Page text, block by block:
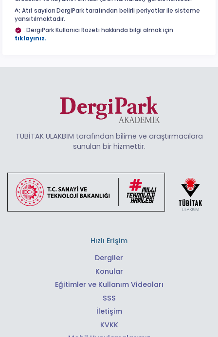
^: Atıf sayıları DergiPark tarafından belirli periyotlar ile sisteme
yansıtılmaktadır.
: DergiPark Kullanıcı Rozeti hakkında bilgi almak için
tıklayınız.
TÜBİTAK ULAKBİM tarafından bilime ve araştırmacılara
sunulan bir hizmettir.
Hızlı Erişim
Dergiler
Konular
Eğitimler ve Kullanım Videoları
SSS
İletişim
KVKK